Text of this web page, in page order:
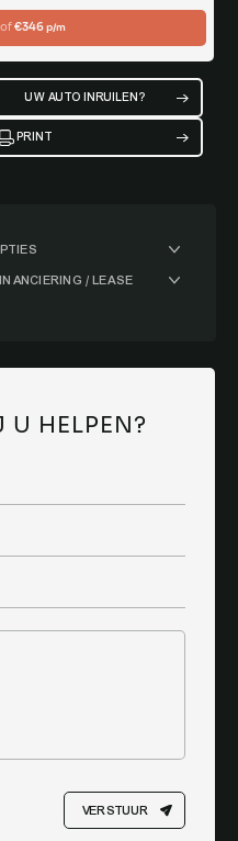
of€346p/m
UW AUTO INRUILEN?
PRINT
/ LEASE
U HELPEN?
VERSTUUR